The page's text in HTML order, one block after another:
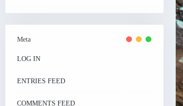
Meta
LOG IN
ENTRIES FEED
COMMENTS FEED